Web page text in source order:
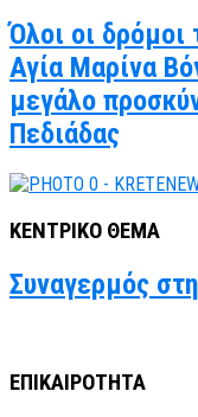
Όλοι οι δρόμοι
Αγία Μαρίνα
μεγάλο
Πεδιάδας
ΚΕΝΤΡΙΚΟ ΘΕΜΑ
Συναγερμός
ΕΠΙΚΑΙΡΟΤΗΤΑ